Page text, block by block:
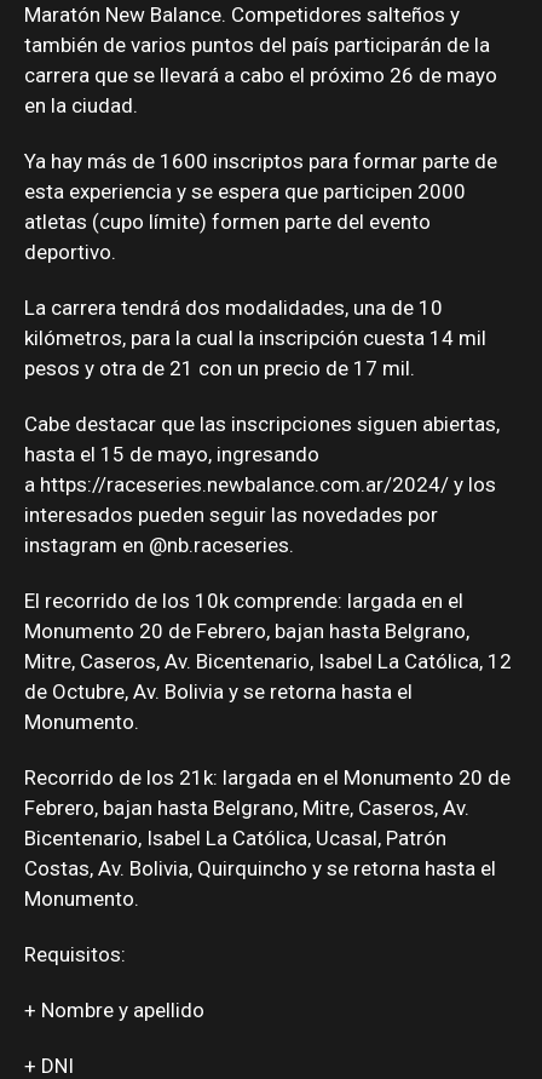
Maratón New Balance. Competidores salteños y
también de varios puntos del país participarán de la
carrera que se llevará a cabo el próximo 26 de mayo
en la ciudad.
Ya hay más de 1600 inscriptos para formar parte de
esta experiencia y se espera que participen 2000
atletas (cupo límite) formen parte del evento
deportivo.
La carrera tendrá dos modalidades, una de 10
kilómetros, para la cual la inscripción cuesta 14 mil
pesos y otra de 21 con un precio de 17 mil.
Cabe destacar que las inscripciones siguen abiertas,
hasta el 15 de mayo, ingresando
a https://raceseries.newbalance.com.ar/2024/ y los
interesados pueden seguir las novedades por
instagram en @nb.raceseries.
El recorrido de los 10k comprende: largada en el
Monumento 20 de Febrero, bajan hasta Belgrano,
Mitre, Caseros, Av. Bicentenario, Isabel La Católica, 12
de Octubre, Av. Bolivia y se retorna hasta el
Monumento.
Recorrido de los 21k: largada en el Monumento 20 de
Febrero, bajan hasta Belgrano, Mitre, Caseros, Av.
Bicentenario, Isabel La Católica, Ucasal, Patrón
Costas, Av. Bolivia, Quirquincho y se retorna hasta el
Monumento.
Requisitos:
+ Nombre y apellido
+ DNI